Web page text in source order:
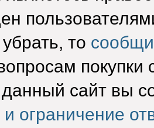
то
покупки
сайт вы
ограничение